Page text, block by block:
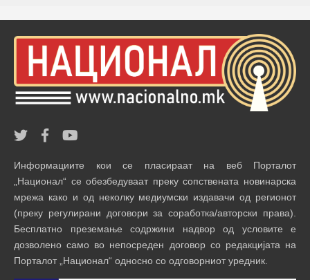
Информациите кои се пласираат на веб Порталот
„Национал“ се обезбедуваат преку сопствената новинарска
мрежа како и од неколку медиумски издавачи од регионот
(преку регулирани договори за соработка/авторски права).
Бесплатно преземање содржини надвор од условите е
дозволено само во непосреден договор со редакцијата на
Порталот „Национал“ односно со одговорниот уредник.